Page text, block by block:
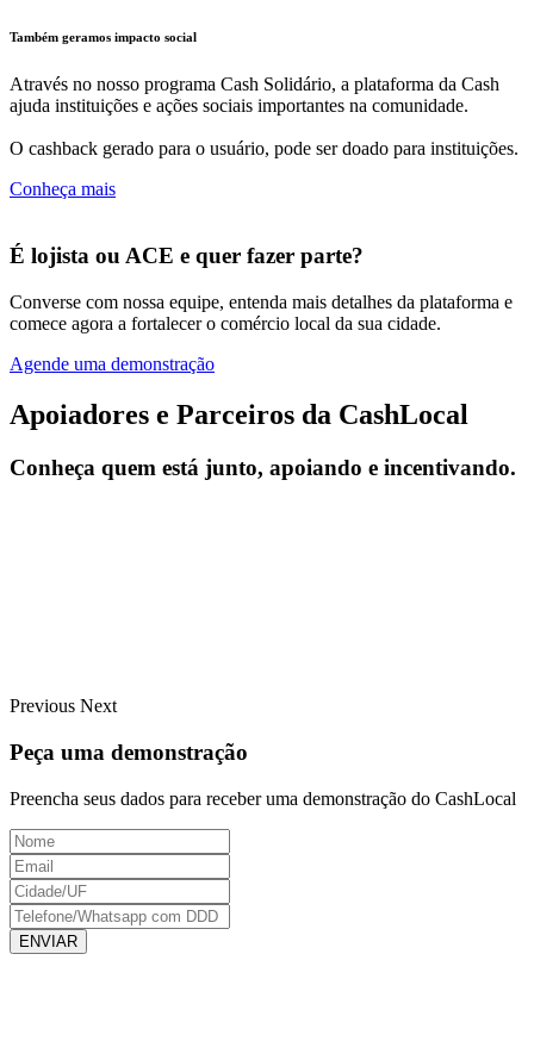
Também geramos impacto social
Através no nosso programa Cash Solidário, a plataforma da Cash
ajuda instituições e ações sociais importantes na comunidade.
O cashback gerado para o usuário, pode ser doado para instituições.
Conheça mais
É lojista ou ACE e quer fazer parte?
Converse com nossa equipe, entenda mais detalhes da plataforma e
comece agora a fortalecer o comércio local da sua cidade.
Agende uma demonstração
Apoiadores e Parceiros da CashLocal
Conheça quem está junto, apoiando e incentivando.
Previous Next
Peça uma demonstração
Preencha seus dados para receber uma demonstração do CashLocal
ENVIAR